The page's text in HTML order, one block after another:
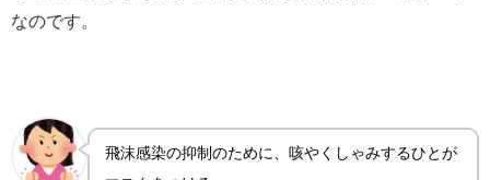
なのです。
飛沫感染の抑制のために、咳やくしゃみするひとが